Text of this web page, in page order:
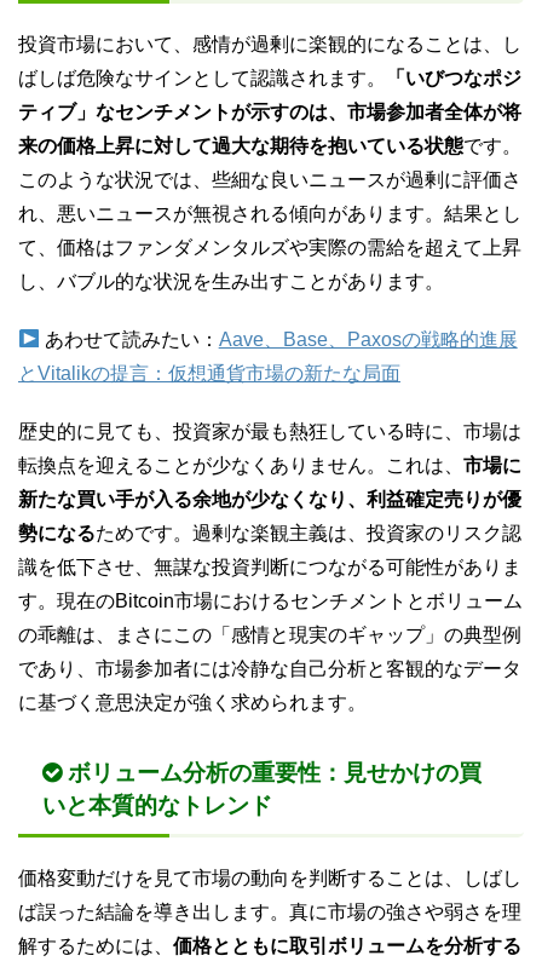
投資市場において、感情が過剰に楽観的になることは、し
ばしば危険なサインとして認識されます。
「いびつなポジ
ティブ」なセンチメントが示すのは、市場参加者全体が将
来の価格上昇に対して過大な期待を抱いている状態です。
このような状況では、些細な良いニュースが過剰に評価さ
れ、悪いニュースが無視される傾向があります。結果とし
て、価格はファンダメンタルズや実際の需給を超えて上昇
し、バブル的な状況を生み出すことがあります。
あわせて読みたい： Aave、Base、Paxosの戦略的進展
とVitalikの提言：仮想通貨市場の新たな局面
歴史的に見ても、投資家が最も熱狂している時に、市場は
転換点を迎えることが少なくありません。これは、 市場に
新たな買い手が入る余地が少なくなり、利益確定売りが優
勢になるためです。過剰な楽観主義は、投資家のリスク認
識を低下させ、無謀な投資判断につながる可能性がありま
す。現在のBitcoin市場におけるセンチメントとボリューム
の乖離は、まさにこの「感情と現実のギャップ」の典型例
であり、市場参加者には冷静な自己分析と客観的なデータ
に基づく意思決定が強く求められます。
ボリューム分析の重要性：見せかけの買
いと本質的なトレンド
価格変動だけを見て市場の動向を判断することは、しばし
ば誤った結論を導き出します。真に市場の強さや弱さを理
解するためには、 価格とともに取引ボリュームを分析する